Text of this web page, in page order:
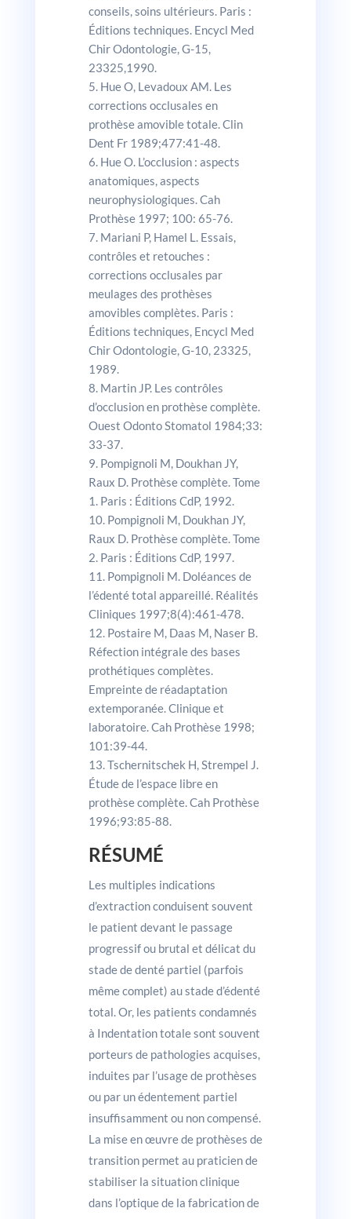
conseils, soins ultérieurs. Paris :
Éditions techniques. Encycl Med
Chir Odontologie, G-15,
23325,1990.
Hue O, Levadoux AM. Les
corrections occlusales en
prothèse amovible totale. Clin
Dent Fr 1989;477:41-48.
Hue O. L’occlusion : aspects
anatomiques, aspects
neurophysiologiques. Cah
Prothèse 1997; 100: 65-76.
Mariani P, Hamel L. Essais,
contrôles et retouches :
corrections occlusales par
meulages des prothèses
amovibles complètes. Paris :
Éditions techniques, Encycl Med
Chir Odontologie, G-10, 23325,
1989.
Martin JP. Les contrôles
d’occlusion en prothèse complète.
Ouest Odonto Stomatol 1984;33:
33-37.
Pompignoli M, Doukhan JY,
Raux D. Prothèse complète. Tome
1. Paris : Éditions CdP, 1992.
Pompignoli M, Doukhan JY,
Raux D. Prothèse complète. Tome
2. Paris : Éditions CdP, 1997.
Pompignoli M. Doléances de
l’édenté total appareillé. Réalités
Cliniques 1997;8(4):461-478.
Postaire M, Daas M, Naser B.
Réfection intégrale des bases
prothétiques complètes.
Empreinte de réadaptation
extemporanée. Clinique et
laboratoire. Cah Prothèse 1998;
101:39-44.
Tschernitschek H, Strempel J.
Étude de l’es­pace libre en
prothèse complète. Cah Prothèse
1996;93:85-88.
RÉSUMÉ
Les multiples indications
d’extraction conduisent souvent
le patient devant le passage
progressif ou brutal et délicat du
stade de denté partiel (parfois
même complet) au stade d’édenté
total. Or, les patients condamnés
à Indentation totale sont souvent
porteurs de pathologies acquises,
induites par l’usage de prothèses
ou par un édentement partiel
insuffisamment ou non compensé.
La mise en œuvre de prothèses de
transition permet au praticien de
stabiliser la situation clinique
dans l’optique de la fabrication de